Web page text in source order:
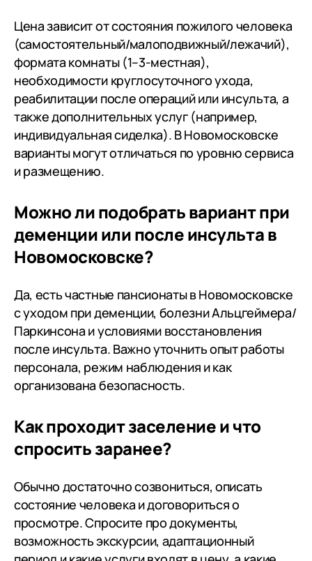
месяц. На
пошёл
Цена зависит от состояния пожилого человека
(самостоятельный/малоподвижный/лежачий),
формата комнаты (1–3-местная),
необходимости круглосуточного ухода,
реабилитации после операций или инсульта, а
также дополнительных услуг (например,
индивидуальная сиделка). В Новомосковске
варианты могут отличаться по уровню сервиса
и размещению.
Можно ли подобрать вариант при
деменции или после инсульта в
Новомосковске?
Да, есть частные пансионаты в Новомосковске
с уходом при деменции, болезни Альцгеймера/
Паркинсона и условиями восстановления
после инсульта. Важно уточнить опыт работы
персонала, режим наблюдения и как
организована безопасность.
Как проходит заселение и что
спросить заранее?
Обычно достаточно созвониться, описать
состояние человека и договориться о
просмотре. Спросите про документы,
возможность экскурсии, адаптационный